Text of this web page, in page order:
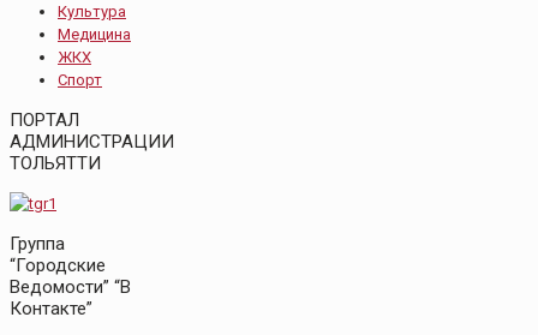
Культура
Медицина
ЖКХ
Спорт
ПОРТАЛ
АДМИНИСТРАЦИИ
ТОЛЬЯТТИ
Группа
“Городские
Ведомости” “В
Контакте”